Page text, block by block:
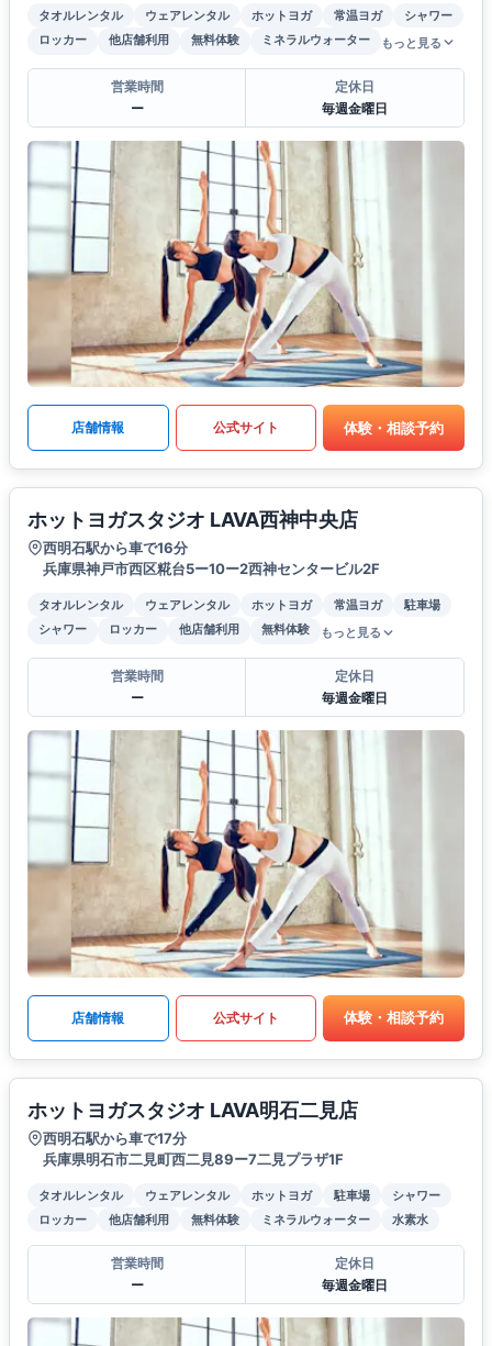
タオルレンタル ウェアレンタル ホットヨガ 常温ヨガ
シャワー
ロッカー
他店舗利用 無料体験 ミネラルウォーター もっと見る
営業時間
ー
定休日
毎週金曜日
店舗情報 公式サイト 体験・相談予約
ホットヨガスタジオ LAVA西神中央店
西明石駅から車で16分
兵庫県神戸市西区糀台5ー10ー2西神センタービル2F
タオルレンタル ウェアレンタル ホットヨガ 常温ヨガ
駐車場
シャワー
ロッカー 他店舗利用 無料体験 もっと見る
営業時間
ー
定休日
毎週金曜日
店舗情報 公式サイト 体験・相談予約
ホットヨガスタジオ LAVA明石二見店
西明石駅から車で17分
兵庫県明石市二見町西二見89ー7二見プラザ1F
タオルレンタル ウェアレンタル ホットヨガ 駐車場
シャワー
ロッカー
他店舗利用 無料体験 ミネラルウォーター 水素水
営業時間
ー
定休日
毎週金曜日